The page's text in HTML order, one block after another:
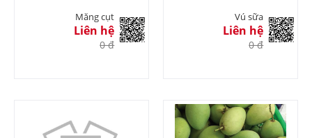
Măng cụt
Liên hệ
0 đ
Vú sữa
Liên hệ
0 đ